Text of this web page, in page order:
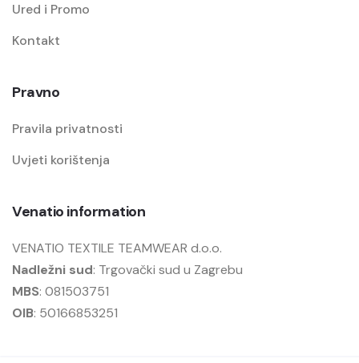
Ured i Promo
Kontakt
Pravno
Pravila privatnosti
Uvjeti korištenja
Venatio information
VENATIO TEXTILE TEAMWEAR d.o.o.
Nadležni sud: Trgovački sud u Zagrebu
MBS: 081503751
OIB: 50166853251